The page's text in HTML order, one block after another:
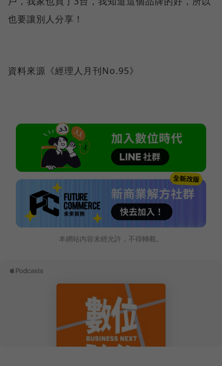
也要讓別人分享！
資料來源《經理人月刊No.95》
本網站內容未經允許，不得轉載。